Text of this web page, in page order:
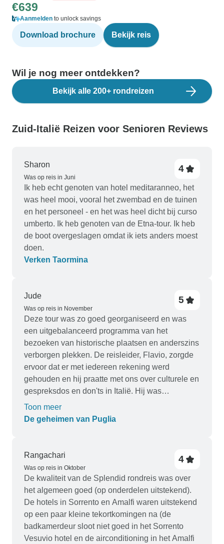
€639
Aanmelden to unlock savings
Download brochure Bekijk reis
Wil je nog meer ontdekken?
Bekijk alle 200+ rondreizen
Zuid-Italië Reizen voor Senioren Reviews
Sharon
Was op reis in Juni
4
Ik heb echt genoten van hotel meditaranneo, het
was heel mooi, vooral het zwembad en de tuinen
en het personeel - en het was heel dicht bij curso
umberto. Ik heb genoten van de Etna-tour. Ik heb
de boot overgeslagen omdat ik iets anders moest
doen.
Verken Taormina
Jude
Was op reis in November
5
Deze tour was zo goed georganiseerd en was
een uitgebalanceerd programma van het
bezoeken van historische plaatsen en anderszins
verborgen plekken. De reisleider, Flavio, zorgde
ervoor dat er met iedereen rekening werd
gehouden en hij praatte met ons over culturele en
gespreksdos en don'ts in Italië. Hij was
zorgzaam, intelligent en humoristisch. Ik voelde
me altijd opgenomen in deze tour.
Toon meer
De geheimen van Puglia
Rangachari
Was op reis in Oktober
4
De kwaliteit van de Splendid rondreis was over
het algemeen goed (op onderdelen uitstekend).
De hotels in Sorrento en Amalfi waren uitstekend
op een paar kleine tekortkomingen na (de
badkamerdeur sloot niet goed in het Sorrento
Vesuvio hotel en de airconditioning in het Amalfi